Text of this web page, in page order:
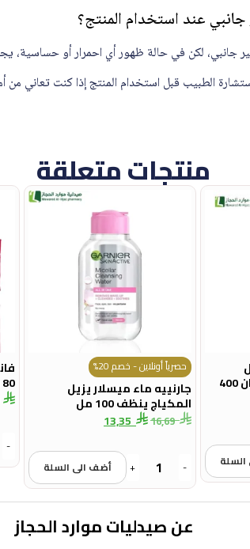
عند استخدام المنتج؟
جانبي، لكن في حالة ظهور أي احمرار أو حساسية،
الطبيب قبل استخدام المنتج إذا كنت تعاني
منتجات متعلقة
المكياج غني بزيت الارجان 400
حصرياً أونلاين - خصم 20%
جارنييه ماء ميسلار يزيل
المكياج ينظف 100 مل
16,69
13,35
-
+ أضف الى السلة
80 قطعه
-
عن صيدليات موارد الحجاز